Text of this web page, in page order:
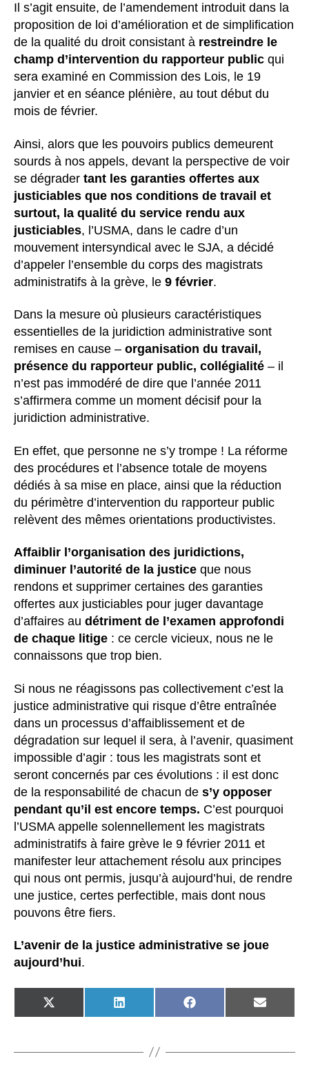
Il s’agit ensuite, de l’amendement introduit dans la
proposition de loi d’amélioration et de simplification
de la qualité du droit consistant à restreindre le
champ d’intervention du rapporteur public qui
sera examiné en Commission des Lois, le 19
janvier et en séance plénière, au tout début du
mois de février.
Ainsi, alors que les pouvoirs publics demeurent
sourds à nos appels, devant la perspective de voir
se dégrader tant les garanties offertes aux
justiciables que nos conditions de travail et
surtout, la qualité du service rendu aux
justiciables, l’USMA, dans le cadre d’un
mouvement intersyndical avec le SJA, a décidé
d’appeler l’ensemble du corps des magistrats
administratifs à la grève, le 9 février.
Dans la mesure où plusieurs caractéristiques
essentielles de la juridiction administrative sont
remises en cause – organisation du travail,
présence du rapporteur public, collégialité – il
n’est pas immodéré de dire que l’année 2011
s’affirmera comme un moment décisif pour la
juridiction administrative.
En effet, que personne ne s’y trompe ! La réforme
des procédures et l’absence totale de moyens
dédiés à sa mise en place, ainsi que la réduction
du périmètre d’intervention du rapporteur public
relèvent des mêmes orientations productivistes.
Affaiblir l’organisation des juridictions,
diminuer l’autorité de la justice que nous
rendons et supprimer certaines des garanties
offertes aux justiciables pour juger davantage
d’affaires au détriment de l’examen approfondi
de chaque litige : ce cercle vicieux, nous ne le
connaissons que trop bien.
Si nous ne réagissons pas collectivement c’est la
justice administrative qui risque d’être entraînée
dans un processus d’affaiblissement et de
dégradation sur lequel il sera, à l’avenir, quasiment
impossible d’agir : tous les magistrats sont et
seront concernés par ces évolutions : il est donc
de la responsabilité de chacun de s’y opposer
pendant qu’il est encore temps. C’est pourquoi
l’USMA appelle solennellement les magistrats
administratifs à faire grève le 9 février 2011 et
manifester leur attachement résolu aux principes
qui nous ont permis, jusqu’à aujourd’hui, de rendre
une justice, certes perfectible, mais dont nous
pouvons être fiers.
L’avenir de la justice administrative se joue
aujourd’hui.
SHARE
ON
SHARE
ON
SHARE
ON
SHARE
ON